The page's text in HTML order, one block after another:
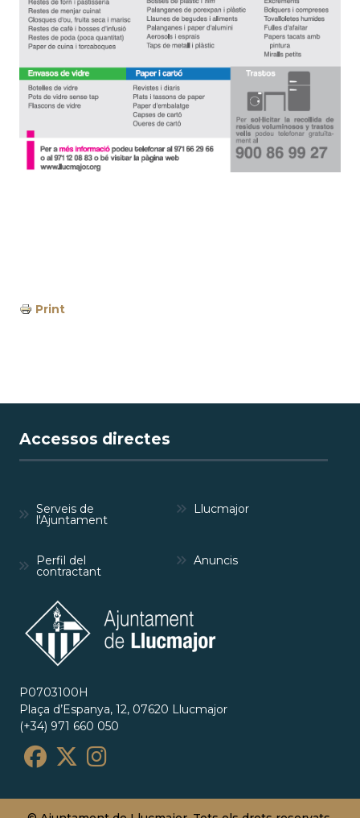
Print
Accessos directes
Serveis de
l'Ajuntament
Llucmajor
Perfil del
contractant
Anuncis
P0703100H
Plaça d’Espanya, 12, 07620 Llucmajor
(+34) 971 660 050